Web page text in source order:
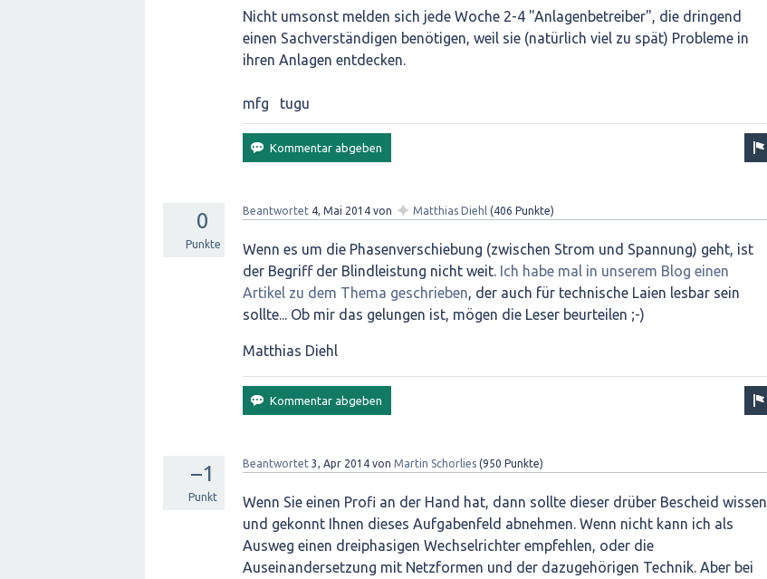
Nicht umsonst melden sich jede Woche 2-4 "Anlagenbetreiber", die dringend
einen Sachverständigen benötigen, weil sie (natürlich viel zu spät) Probleme in
ihren Anlagen entdecken.
mfg tugu
0
Punkte
Beantwortet 4, Mai 2014 von ✦ Matthias Diehl (406 Punkte)
Wenn es um die Phasenverschiebung (zwischen Strom und Spannung) geht, ist
der Begriff der Blindleistung nicht weit. Ich habe mal in unserem Blog einen
Artikel zu dem Thema geschrieben, der auch für technische Laien lesbar sein
sollte... Ob mir das gelungen ist, mögen die Leser beurteilen ;-)
Matthias Diehl
–1
Punkt
Beantwortet 3, Apr 2014 von Martin Schorlies (950 Punkte)
Wenn Sie einen Profi an der Hand hat, dann sollte dieser drüber Bescheid wissen
und gekonnt Ihnen dieses Aufgabenfeld abnehmen. Wenn nicht kann ich als
Ausweg einen dreiphasigen Wechselrichter empfehlen, oder die
Auseinandersetzung mit Netzformen und der dazugehörigen Technik. Aber bei